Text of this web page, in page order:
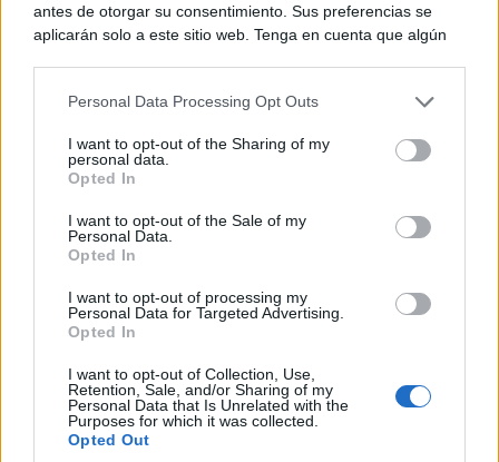
antes de otorgar su consentimiento. Sus preferencias se
aplicarán solo a este sitio web. Tenga en cuenta que algún
rechazar tal procesamiento. Puede cambiar sus preferencias
a este sitio y haciendo clic en el botón "Privacidad" en la
parte inferior de la página web.
Please note that this website/app uses one or more Google
services and may gather and store information including but
not limited to your visit or usage behaviour. You may click to
use your data for below specified purposes in below Google
consent section.
Personal Data Processing Opt Outs
I want to opt-out of the Sharing of my
personal data.
Opted In
I want to opt-out of the Sale of my
Personal Data.
Opted In
I want to opt-out of processing my
Personal Data for Targeted Advertising.
Opted In
I want to opt-out of Collection, Use,
Retention, Sale, and/or Sharing of my
Personal Data that Is Unrelated with the
Purposes for which it was collected.
Opted Out
9 apps que valen oro
No son populares, pero sí extraordinariamente
útiles